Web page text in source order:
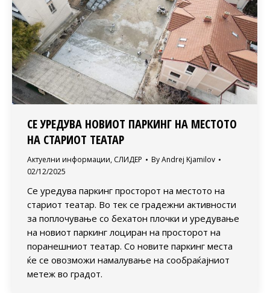
СЕ УРЕДУВА НОВИОТ ПАРКИНГ НА МЕСТОТО
НА СТАРИОТ ТЕАТАР
Актуелни информации, СЛИДЕР ByAndrej Kjamilov
02/12/2025
Се уредува паркинг просторот на местото на
стариот театар. Во тек се градежни активности
за поплочување со бехатон плочки и уредување
на новиот паркинг лоциран на просторот на
поранешниот театар. Со новите паркинг места
ќе се овозможи намалување на сообраќајниот
метеж во градот.